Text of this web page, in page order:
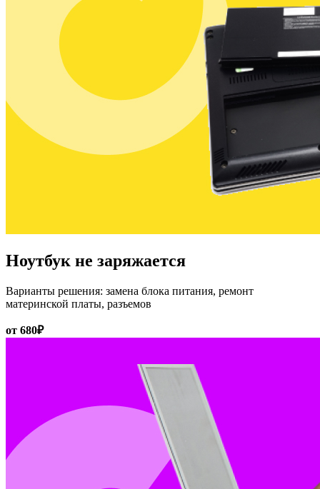
Ноутбук не заряжается
Варианты решения: замена блока питания, ремонт
материнской платы, разъемов
от 680₽